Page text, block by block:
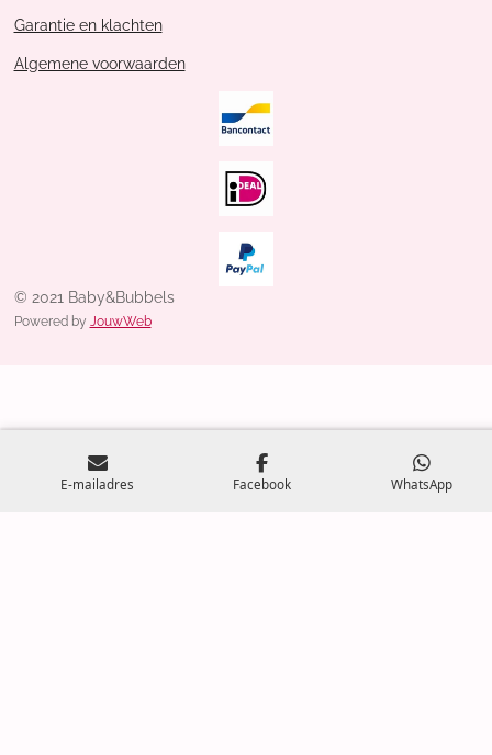
Garantie en klachten
Algemene voorwaarden
© 2021 Baby&Bubbels
Powered by JouwWeb
E-mailadres Facebook WhatsApp